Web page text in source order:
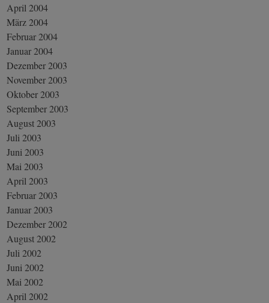
April 2004
März 2004
Februar 2004
Januar 2004
Dezember 2003
November 2003
Oktober 2003
September 2003
August 2003
Juli 2003
Juni 2003
Mai 2003
April 2003
Februar 2003
Januar 2003
Dezember 2002
August 2002
Juli 2002
Juni 2002
Mai 2002
April 2002